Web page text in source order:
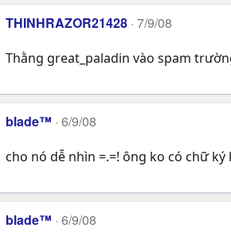
THINHRAZOR21428 7/9/08
Thằng great_paladin vào spam
blade™ 6/9/08
cho nó dễ nhìn =.=! ông ko có chữ
blade™ 6/9/08